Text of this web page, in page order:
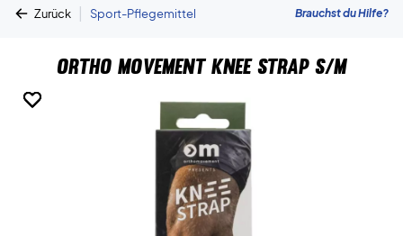
Zurück | Sport-Pflegemittel Brauchst du Hilfe?
Ortho Movement Knee Strap S/M